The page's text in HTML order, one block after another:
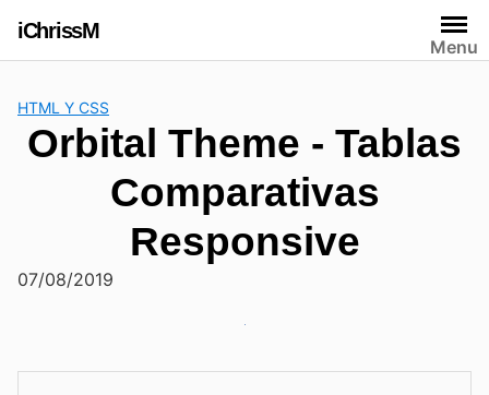
contenido
iChrissM
Menu
HTML Y CSS
Tablas
Comparativas
Responsive
07/08/2019